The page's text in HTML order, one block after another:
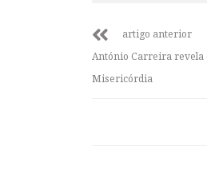
artigo anterior
António Carreira revela
Misericórdia